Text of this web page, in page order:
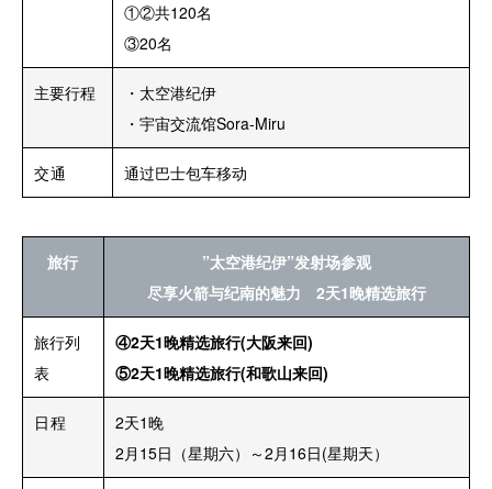
①②共120名
③20名
主要行程
・太空港纪伊
・宇宙交流馆Sora-Miru
交通 通过巴士包车移动
旅行
”太空港纪伊”发射场参观
尽享火箭与纪南的魅力 2天1晚精选旅行
旅行列
表
④2天1晚精选旅行(大阪来回)
⑤2天1晚精选旅行(和歌山来回)
日程
2天1晚
2月15日（星期六）～2月16日(星期天）